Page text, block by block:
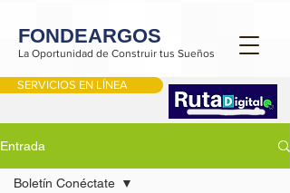
FONDEARGOS
SERVICIOS EN LÍNEA
La Oportunidad de Construir tus Sueños
Entrada
Boletín Conéctate